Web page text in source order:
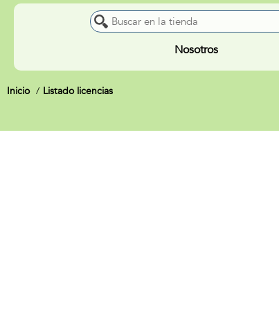
Nosotros
Inicio Listado licencias